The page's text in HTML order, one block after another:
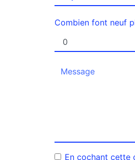
Combien font neuf
En cochant cette